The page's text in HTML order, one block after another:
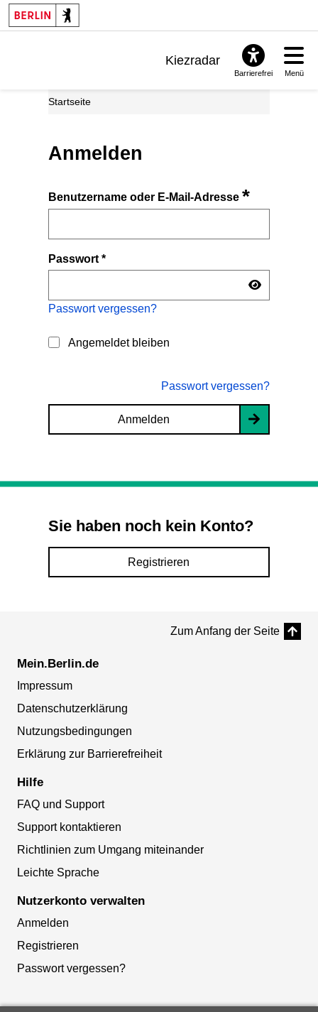
Kiezradar
Barrierefrei Menü
Startseite
Anmelden
Benutzername oder E-Mail-Adresse*
Passwort*
Passwort vergessen?
Angemeldet bleiben
Passwort vergessen?
Anmelden
Sie haben noch kein Konto?
Registrieren
Zum Anfang der Seite
Mein.Berlin.de
Impressum
Datenschutzerklärung
Nutzungsbedingungen
Erklärung zur Barrierefreiheit
Hilfe
FAQ und Support
Support kontaktieren
Richtlinien zum Umgang miteinander
Leichte Sprache
Nutzerkonto verwalten
Anmelden
Registrieren
Passwort vergessen?